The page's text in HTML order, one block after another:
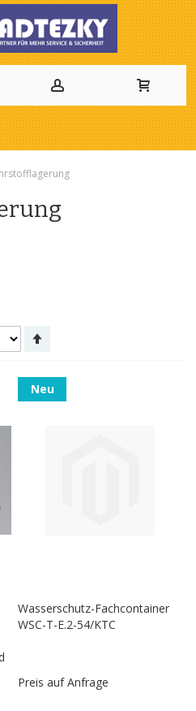
Neu
Wasserschutz-Fachcontainer
WSC-T-E.2-54/KTC
Preis auf Anfrage